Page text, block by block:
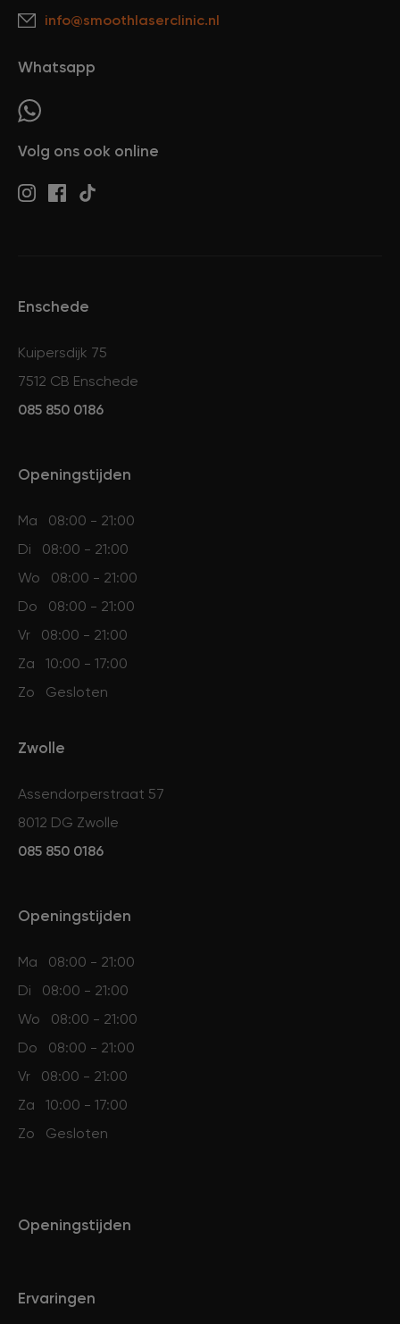
info@smoothlaserclinic.nl
Whatsapp
Volg ons ook online
Enschede
Kuipersdijk 75
7512 CB Enschede
085 850 0186
Openingstijden
Ma
08:00 - 21:00
Di
08:00 - 21:00
Wo
08:00 - 21:00
Do
08:00 - 21:00
Vr
08:00 - 21:00
Za
10:00 - 17:00
Zo
Gesloten
Zwolle
Assendorperstraat 57
8012 DG Zwolle
085 850 0186
Openingstijden
Ma
08:00 - 21:00
Di
08:00 - 21:00
Wo
08:00 - 21:00
Do
08:00 - 21:00
Vr
08:00 - 21:00
Za
10:00 - 17:00
Zo
Gesloten
Openingstijden
Ervaringen